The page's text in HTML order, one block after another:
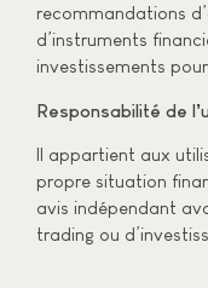
recommandations
d’instruments
investissements
Responsabilité de
Il appartient aux
propre situation
avis indépendant
trading ou